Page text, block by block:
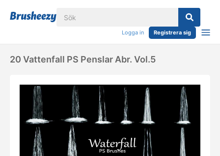
Logga in Registrera sig
20 Vattenfall PS Penslar Abr. Vol.5